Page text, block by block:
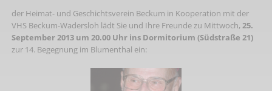
der Heimat- und Geschichtsverein Beckum in Kooperation mit der
VHS Beckum-Wadersloh lädt Sie und Ihre Freunde zu Mittwoch, 25.
September 2013 um 20.00 Uhr ins Dormitorium (Südstraße 21)
zur 14. Begegnung im Blumenthal ein: